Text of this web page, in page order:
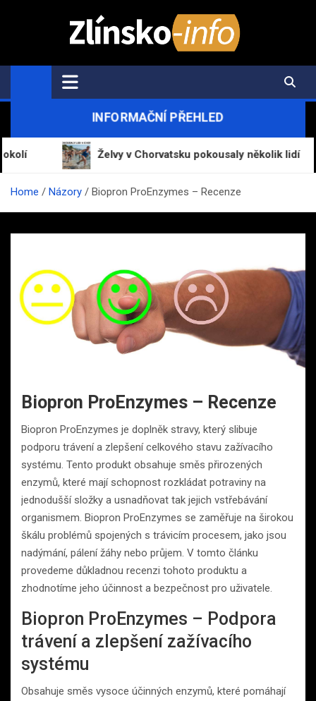
Zlínsko-Info.cz
Aktuální informace z regionu a zpravodajství
INFORMAČNÍ PŘEHLED
Želvy v Chorvatsku pokousaly několik lidí
Home Názory Biopron ProEnzymes – Recenze
Biopron ProEnzymes – Recenze
Biopron ProEnzymes je doplněk stravy, který slibuje
podporu trávení a zlepšení celkového stavu zažívacího
systému. Tento produkt obsahuje směs přirozených
enzymů, které mají schopnost rozkládat potraviny na
jednodušší složky a usnadňovat tak jejich vstřebávání
organismem. Biopron ProEnzymes se zaměřuje na širokou
škálu problémů spojených s trávicím procesem, jako jsou
nadýmání, pálení žáhy nebo průjem. V tomto článku
provedeme důkladnou recenzi tohoto produktu a
zhodnotíme jeho účinnost a bezpečnost pro uživatele.
Biopron ProEnzymes – Podpora
trávení a zlepšení zažívacího
systému
Obsahuje směs vysoce účinných enzymů, které pomáhají